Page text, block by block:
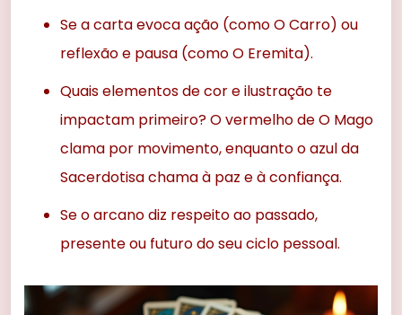
Se a carta evoca ação (como O Carro) ou
reflexão e pausa (como O Eremita).
Quais elementos de cor e ilustração te
impactam primeiro? O vermelho de O Mago
clama por movimento, enquanto o azul da
Sacerdotisa chama à paz e à confiança.
Se o arcano diz respeito ao passado,
presente ou futuro do seu ciclo pessoal.